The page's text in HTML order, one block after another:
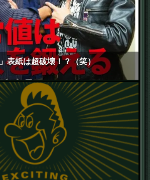
表紙は超破壊！？（笑）